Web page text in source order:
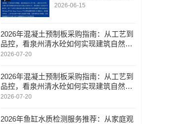
类脑智能产研融合
2026-06-15
2026年混凝土预制板采购指南：从工艺到
品控，看泉州清水砼如何实现建筑自然质
感
2026-07-20
2026年混凝土预制板采购指南：从工艺到
品控，看泉州清水砼如何实现建筑自然质
感
2026-07-20
2026年鱼缸水质检测服务推荐：从家庭观